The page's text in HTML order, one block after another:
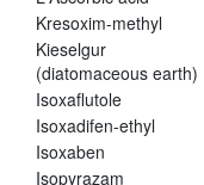
Kresoxim-methyl
Kieselgur
(diatomaceous earth)
Isoxaflutole
Isoxadifen-ethyl
Isoxaben
Isopyrazam